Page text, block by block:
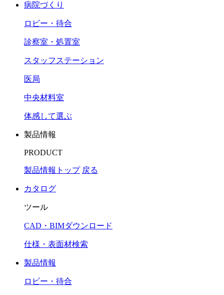
病院づくり
ロビー・待合
診察室・処置室
スタッフステーション
医局
中央材料室
体感して選ぶ
製品情報
PRODUCT
製品情報トップ 戻る
カタログ
ツール
CAD・BIMダウンロード
仕様・表面材検索
製品情報
ロビー・待合